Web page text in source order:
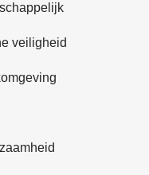
veiligheid